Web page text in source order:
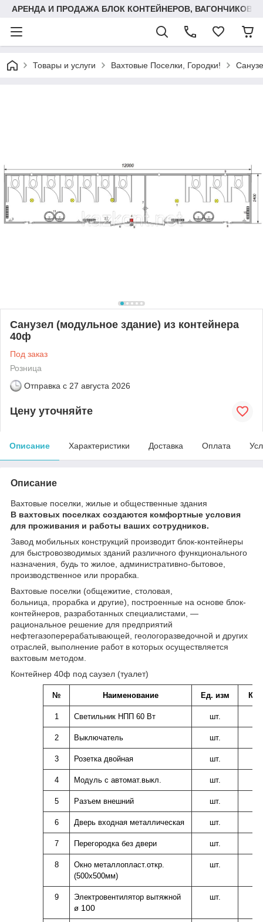
АРЕНДА И ПРОДАЖА БЛОК КОНТЕЙНЕРОВ, ВАГОНЧИКОВ,
Товары и услуги Вахтовые Поселки, Городки!
Санузел (модульное здание) из контейнера
40ф
Под заказ
Розница
Отправка с 27 августа 2026
Цену уточняйте
Описание Характеристики Доставка Оплата
Описание
Вахтовые поселки, жилые и общественные здания
В вахтовых поселках создаются комфортные условия
для проживания и работы ваших сотрудников.
Завод мобильных конструкций производит блок-контейнеры
для быстровозводимых зданий различного функционального
назначения, будь то жилое, административно-бытовое,
производственное или прорабка.
Вахтовые поселки (общежитие, столовая,
больница, прорабка и другие), построенные на основе блок-
контейнеров, разработанных специалистами, —
рациональное решение для предприятий
нефтегазоперерабатывающей, геологоразведочной и других
отраслей, выполнение работ в которых осуществляется
вахтовым методом.
Контейнер 40ф под саузел (туалет)
№ Наименование Ед. изм
1 Светильник НПП 60 Вт шт.
2 Выключатель шт.
3 Розетка двойная шт.
4 Модуль с автомат.выкл. шт.
5 Разъем внешний шт.
6 Дверь входная металлическая шт.
7 Перегородка без двери шт.
8
Окно металлопласт.откр.
(500х500мм)
шт.
9
Электровентилятор вытяжной
ø 100
шт.